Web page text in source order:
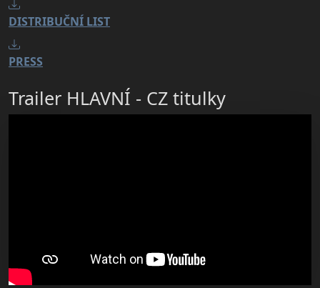
DISTRIBUČNÍ LIST
PRESS
Trailer HLAVNÍ - CZ titulky